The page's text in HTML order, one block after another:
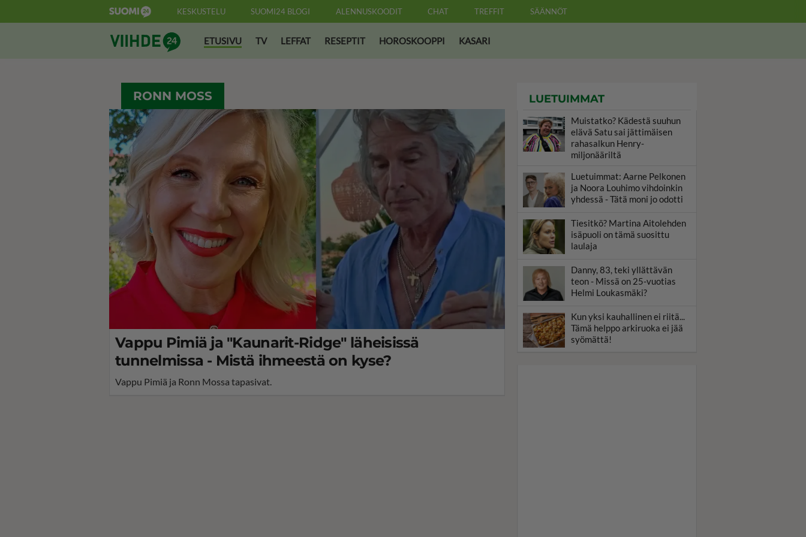
KESKUSTELU SUOMI24 BLOGI ALENNUSKOODIT CHAT TREFFIT SÄÄNNÖT
Suomi24 ViihdeETUSIVU TV LEFFAT RESEPTIT HOROSKOOPPI KASARI
RONN MOSS
Vappu Pimiä ja "Kaunarit-Ridge" läheisissä
tunnelmissa - Mistä ihmeestä on kyse?
Vappu Pimiä ja Ronn Mossa tapasivat.
LUETUIMMAT
Muistatko? Kädestä suuhun
elävä Satu sai jättimäisen
rahasalkun Henry-
miljonääriltä
Luetuimmat: Aarne Pelkonen
ja Noora Louhimo vihdoinkin
yhdessä - Tätä moni jo odotti
Tiesitkö? Martina Aitolehden
isäpuoli on tämä suosittu
laulaja
Danny, 83, teki yllättävän
teon - Missä on 25-vuotias
Helmi Loukasmäki?
Kun yksi kauhallinen ei riitä...
Tämä helppo arkiruoka ei jää
syömättä!